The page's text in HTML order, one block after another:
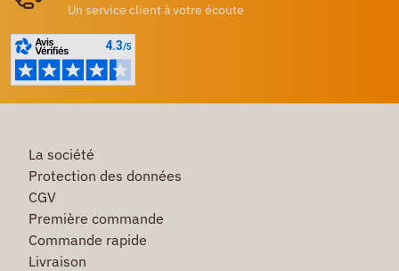
Un service client à votre écoute
La société
Protection des données
CGV
Première commande
Commande rapide
Livraison